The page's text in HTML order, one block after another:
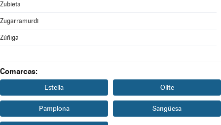
Zubieta
Zugarramurdi
Zúñiga
Comarcas:
Estella Olite
Pamplona Sangüesa